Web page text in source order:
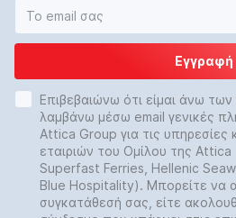
Εγγραφή
Επιβεβαιώνω ότι είμαι άνω
λαμβάνω μέσω email γενικές
Attica Group για τις
εταιριών του Ομίλου της
Superfast Ferries, Hellenic
Blue Hospitality). Μπορείτε να
συγκατάθεσή σας, είτε